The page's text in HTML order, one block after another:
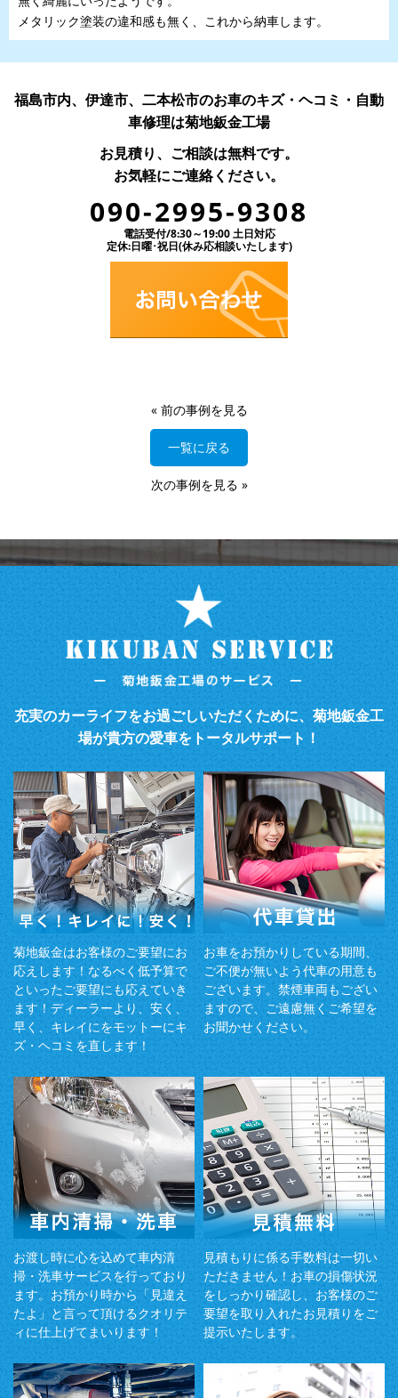
メタリック塗装の違和感も無く、これから納車します。
福島市内、伊達市、二本松市のお車のキズ・ヘコミ・自動
車修理は菊地鈑金工場
お見積り、ご相談は無料です。
お気軽にご連絡ください。
090-2995-9308
電話受付/8:30～19:00 土日対応
定休:日曜･祝日(休み応相談いたします)
« 前の事例を見る
一覧に戻る
次の事例を見る »
充実のカーライフをお過ごしいただくために、菊地鈑金工
場が貴方の愛車をトータルサポート！
菊地鈑金はお客様のご要望にお
応えします！なるべく低予算で
といったご要望にも応えていき
ます！ディーラーより、安く、
早く、キレイにをモットーにキ
ズ・ヘコミを直します！
お車をお預かりしている期間、
ご不便が無いよう代車の用意も
ございます。禁煙車両もござい
ますので、ご遠慮無くご希望を
お聞かせください。
お渡し時に心を込めて車内清
掃・洗車サービスを行っており
ます。お預かり時から「見違え
たよ」と言って頂けるクオリテ
ィに仕上げてまいります！
見積もりに係る手数料は一切い
ただきません！お車の損傷状況
をしっかり確認し、お客様のご
要望を取り入れたお見積りをご
提示いたします。